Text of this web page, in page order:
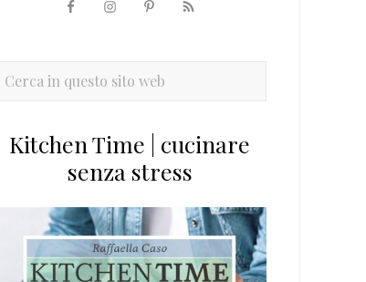
primaria
Cerca
sitoKitchen Time | cucinare
senza stress